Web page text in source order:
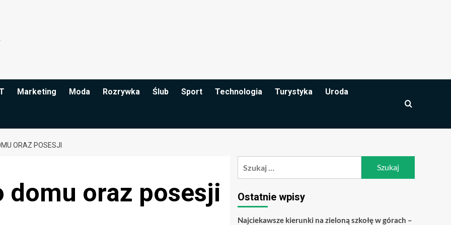
Marketing Moda Rozrywka Ślub Sport Technologia Turystyka Uroda
ORAZ POSESJI
domu oraz posesji Ostatnie wpisy
Najciekawsze kierunki na zieloną szkołę w górach –